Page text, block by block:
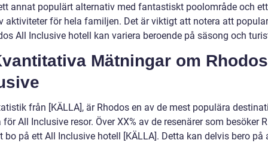
annat populärt alternativ med fantastiskt poolområde och
aktiviteter för hela familjen. Det är viktigt att notera att
All Inclusive hotell kan variera beroende på säsong och
Mätningar om
från [KÄLLA], är Rhodos en av de mest populära
för All Inclusive resor. Över XX% av de resenärer som besöker
bo på ett All Inclusive hotell [KÄLLA]. Detta kan delvis bero på